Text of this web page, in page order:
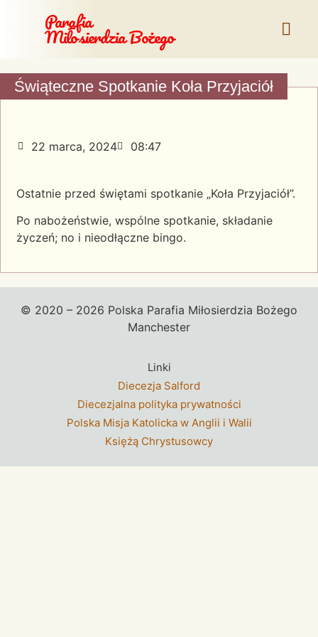
Parafia
Miłosierdzia Bożego
Świąteczne Spotkanie Koła Przyjaciół
22 marca, 2024 08:47
Ostatnie przed świętami spotkanie „Koła Przyjaciół”.
Po nabożeństwie, wspólne spotkanie, składanie
życzeń; no i nieodłączne bingo.
© 2020 – 2026 Polska Parafia Miłosierdzia Bożego
Manchester
Linki
Diecezja Salford
Diecezjalna polityka prywatności
Polska Misja Katolicka w Anglii i Walii
Księżą Chrystusowcy